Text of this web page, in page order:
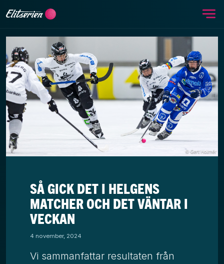
SÅ GICK DET I HELGENS
MATCHER OCH DET VÄNTAR I
VECKAN
4 november, 2024
Vi sammanfattar resultaten från